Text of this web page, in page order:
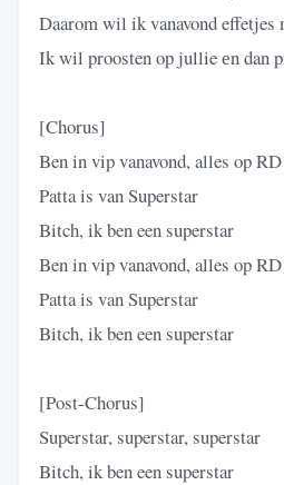
Daarom wil ik vanavond effetjes
Ik wil proosten op jullie еn dan
[Chorus]
Ben in vip vanavond, alles op
Patta is van Superstar
Bitch, ik ben een superstar
Ben in vip vanavond, alles op
Patta is van Superstar
Bitch, ik ben een superstar
[Post-Chorus]
Superstar, superstar, superstar
Bitch, ik ben een superstar